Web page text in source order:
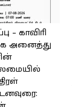
– காவிரி
அனைத்து